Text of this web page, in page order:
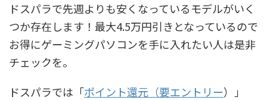
ドスパラで先週よりも安くなっているモデルがいく
つか存在します！最大4.5万円引きとなっているので
お得にゲーミングパソコンを手に入れたい人は是非
チェックを。
ドスパラでは「ポイント還元（要エントリー）」